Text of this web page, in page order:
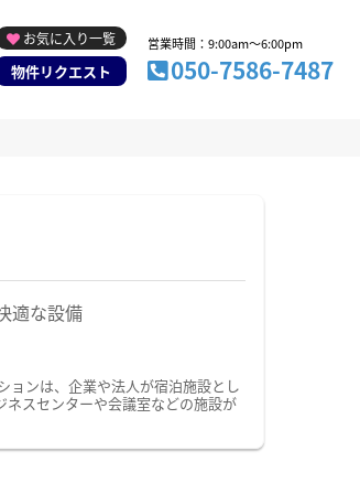
お気に入り一覧
物件リクエスト
営業時間：9:00am～6:00pm
050-7586-7487
適な設備
ョンは、企業や法人が宿泊施設とし
スセンターや会議室などの施設が